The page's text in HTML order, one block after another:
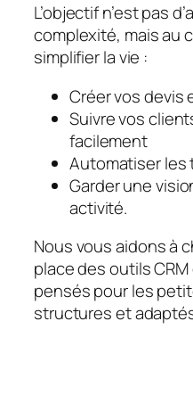
L’objectif n’est pas
complexité, mais au
simplifier la vie :
Créer vos devis
Suivre vos
facilement
Automatiser
Garder une
activité.
Nous vous aidons à
place des outils
pensés pour les
structures et